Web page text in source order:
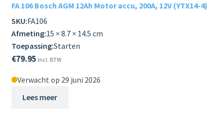
FA 106 Bosch AGM 12Ah Motor accu, 200A, 12V (YTX14-4)
SKU:FA106
Afmeting:15 × 8.7 × 14.5 cm
Toepassing:Starten
€79.95 Incl. BTW
Verwacht op 29 juni 2026
Lees meer